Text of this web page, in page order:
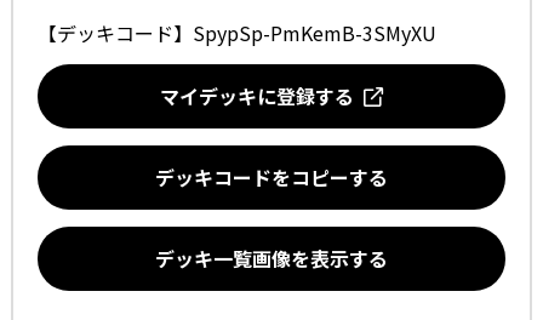
【デッキコード】 SpypSp-PmKemB-3SMyXU
マイデッキに登録する
デッキコードをコピーする
デッキ一覧画像を表示する